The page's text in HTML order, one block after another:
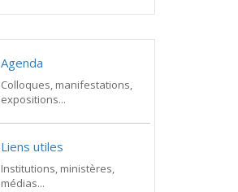
Agenda
Colloques, manifestations,
expositions...
Liens utiles
Institutions, ministères,
médias...